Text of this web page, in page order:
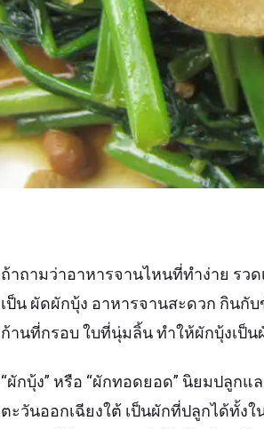
ถ้าถามว่าอาหารจานไหนที่ทำง่าย รว
เป็น ผัดผักบุ้ง อาหารจานสะดวก กินกั
ก้านที่กรอบ ใบที่นุ่มลิ้น ทำให้ผักบุ้งเป็
“ผักบุ้ง” หรือ “ผักทอดยอด” นิยมปลูกแ
ตะวันออกเฉียงใต้ เป็นผักที่ปลูกได้ทั้ง